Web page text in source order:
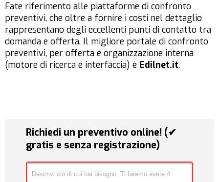
Fate riferimento alle piattaforme di confronto
preventivi, che oltre a fornire i costi nel dettaglio
rappresentano degli eccellenti punti di contatto tra
domanda e offerta. Il migliore portale di confronto
preventivi, per offerta e organizzazione interna
(motore di ricerca e interfaccia) è Edilnet.it.
Richiedi un preventivo online! (✔
gratis e senza registrazione)